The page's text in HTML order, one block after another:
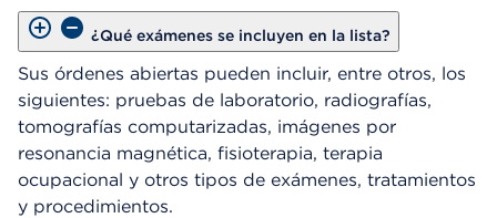
i
á
o
g
o
¿Qué exámenes se incluyen en la lista?
Sus órdenes abiertas pueden incluir, entre otros, los
siguientes: pruebas de laboratorio, radiografías,
tomografías computarizadas, imágenes por
resonancia magnética, fisioterapia, terapia
ocupacional y otros tipos de exámenes, tratamientos
y procedimientos.